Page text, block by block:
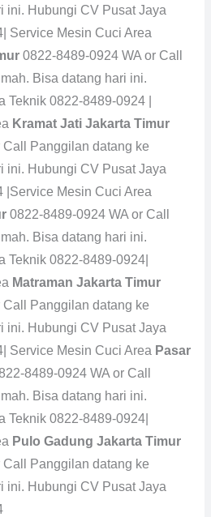
ini. Hubungi CV Pusat Jaya
Service Mesin Cuci Area
0822-8489-0924 WA or Call
Bisa datang hari ini.
Teknik 0822-8489-0924 |
Kramat Jati Jakarta Timur
Panggilan datang ke
ini. Hubungi CV Pusat Jaya
|Service Mesin Cuci Area
0822-8489-0924 WA or Call
Bisa datang hari ini.
Teknik 0822-8489-0924|
Matraman Jakarta Timur
Panggilan datang ke
ini. Hubungi CV Pusat Jaya
Service Mesin Cuci Area Pasar
8489-0924 WA or Call
Bisa datang hari ini.
Teknik 0822-8489-0924|
Pulo Gadung Jakarta Timur
Panggilan datang ke
ini. Hubungi CV Pusat Jaya